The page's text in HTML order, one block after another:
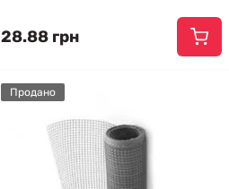
28.88 грн
Продано